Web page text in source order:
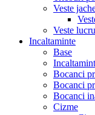
Veste
Veste lucru
Incaltaminte
Base
Bocanci
Bocanci
Bocanci
Cizme